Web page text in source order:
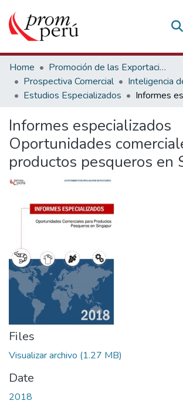
Communities & Collections
All of DSpace
Statistics
Home
Promoción de las Exportaciones
Prospectiva Comercial
Inteligencia
Estudios Especializados
Informes especializados
Oportunidades
productos pesqueros en
Files
Visualizar archivo (1.27 MB)
Date
2018